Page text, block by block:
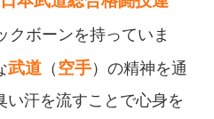
クボーンを持っていま
武道（空手）の精神を通
い汗を流すことで心身を